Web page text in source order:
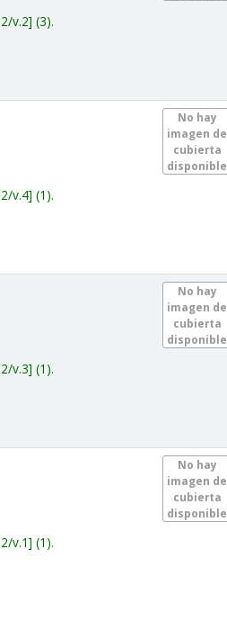
v.2 (3).
No hay
imagen de
cubierta
disponible
v.4 (1).
No hay
imagen de
cubierta
disponible
v.3 (1).
No hay
imagen de
cubierta
disponible
v.1 (1).